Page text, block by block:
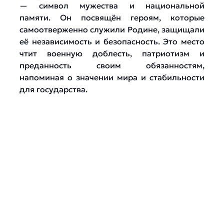
— символ мужества и национальной
памяти.
Он посвящён героям, которые
самоотверженно служили Родине, защищали
её независимость и безопасность. Это место
чтит военную доблесть, патриотизм и
преданность своим обязанностям,
напоминая о значении мира и стабильности
для государства.